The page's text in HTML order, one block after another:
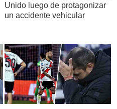
Unido luego de protagonizar
un accidente vehicular